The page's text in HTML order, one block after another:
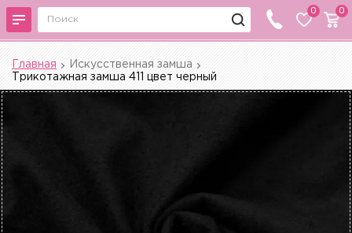
0 0
Главная
Искусственная замша
Трикотажная замша 411 цвет черный